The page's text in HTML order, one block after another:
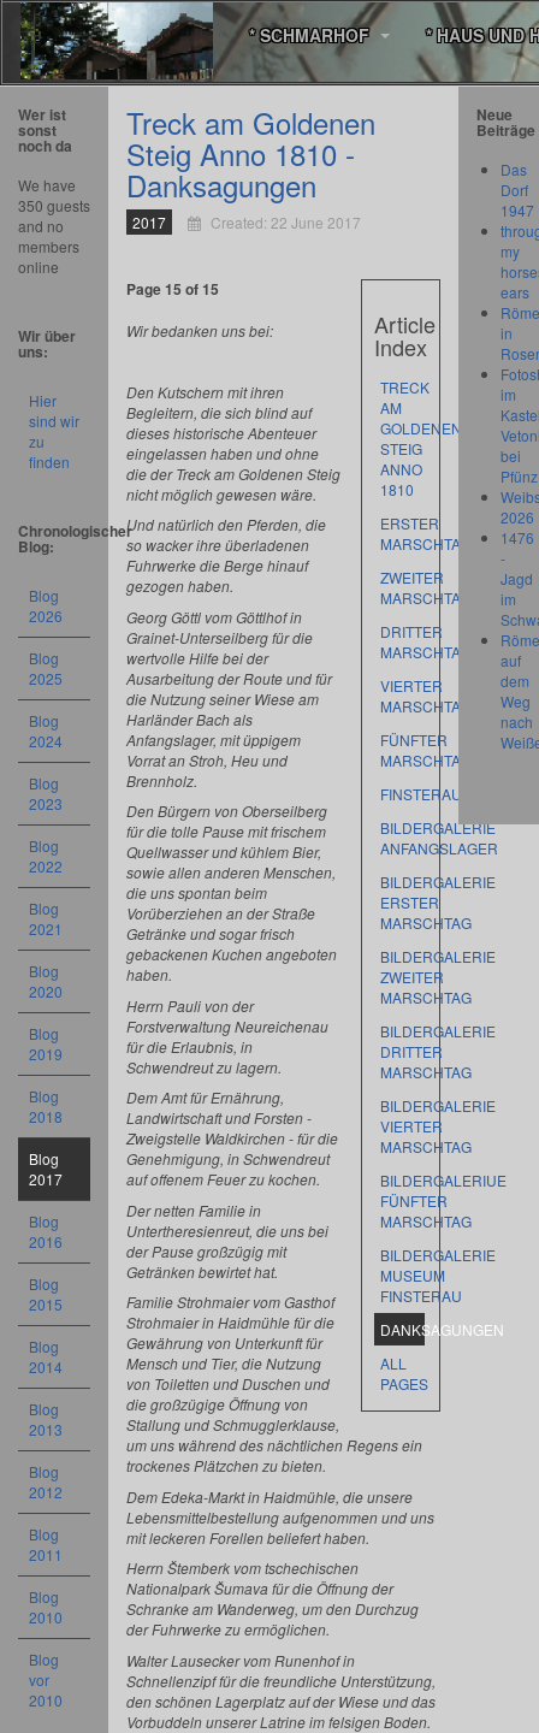
* SCHMARHOF * HAUS UND
Treck am Goldenen
Steig Anno 1810 -
Danksagungen
2017 Created: 22 June 2017
Article
Index
TRECK
AM
GOLDENEN
STEIG
ANNO
1810
ERSTER
MARSCHTAG
ZWEITER
MARSCHTAG
DRITTER
MARSCHTAG
VIERTER
MARSCHTAG
FÜNFTER
MARSCHTAG
FINSTERAU
BILDERGALERIE
ANFANGSLAGER
BILDERGALERIE
ERSTER
MARSCHTAG
BILDERGALERIE
ZWEITER
MARSCHTAG
BILDERGALERIE
DRITTER
MARSCHTAG
BILDERGALERIE
VIERTER
MARSCHTAG
BILDERGALERIUE
FÜNFTER
MARSCHTAG
BILDERGALERIE
MUSEUM
FINSTERAU
DANKSAGUNGEN
ALL
PAGES
Page 15 of 15
Wir bedanken uns bei:
Den Kutschern mit ihren
Begleitern, die sich blind auf
dieses historische Abenteuer
eingelassen haben und ohne
die der Treck am Goldenen Steig
nicht möglich gewesen wäre.
Und natürlich den Pferden, die
so wacker ihre überladenen
Fuhrwerke die Berge hinauf
gezogen haben.
Georg Göttl vom Göttlhof in
Grainet-Unterseilberg für die
wertvolle Hilfe bei der
Ausarbeitung der Route und für
die Nutzung seiner Wiese am
Harländer Bach als
Anfangslager, mit üppigem
Vorrat an Stroh, Heu und
Brennholz.
Den Bürgern von Oberseilberg
für die tolle Pause mit frischem
Quellwasser und kühlem Bier,
sowie allen anderen Menschen,
die uns spontan beim
Vorüberziehen an der Straße
Getränke und sogar frisch
gebackenen Kuchen angeboten
haben.
Herrn Pauli von der
Forstverwaltung Neureichenau
für die Erlaubnis, in
Schwendreut zu lagern.
Dem Amt für Ernährung,
Landwirtschaft und Forsten -
Zweigstelle Waldkirchen - für die
Genehmigung, in Schwendreut
auf offenem Feuer zu kochen.
Der netten Familie in
Untertheresienreut, die uns bei
der Pause großzügig mit
Getränken bewirtet hat.
Familie Strohmaier vom Gasthof
Strohmaier in Haidmühle für die
Gewährung von Unterkunft für
Mensch und Tier, die Nutzung
von Toiletten und Duschen und
die großzügige Öffnung von
Stallung und Schmugglerklause,
um uns während des nächtlichen Regens ein
trockenes Plätzchen zu bieten.
Dem Edeka-Markt in Haidmühle, die unsere
Lebensmittelbestellung aufgenommen und uns
mit leckeren Forellen beliefert haben.
HerrnŠtemberk vom tschechischen
NationalparkŠumava für die Öffnung der
Schranke am Wanderweg, um den Durchzug
der Fuhrwerke zu ermöglichen.
Walter Lausecker vom Runenhof in
Schnellenzipf für die freundliche Unterstützung,
den schönen Lagerplatz auf der Wiese und das
Vorbuddeln unserer Latrine im felsigen Boden.
Wer ist
sonst
noch da
We have
350 guests
and no
members
online
Wir über
uns:
Hier
sind wir
zu
finden
Chronologischer
Blog:
Blog
2026
Blog
2025
Blog
2024
Blog
2023
Blog
2022
Blog
2021
Blog
2020
Blog
2019
Blog
2018
Blog
2017
Blog
2016
Blog
2015
Blog
2014
Blog
2013
Blog
2012
Blog
2011
Blog
2010
Blog
vor
2010
Neue
Beiträge
Das
Dorf
1947
my
ears
in
im
bei
Pfünz
2026
1476
-
Jagd
im
auf
dem
Weg
nach